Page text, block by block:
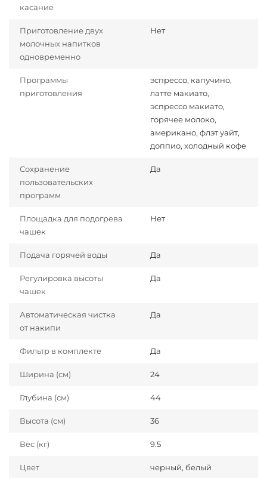
касание
Приготовление двух
молочных напитков
одновременно
Нет
Программы
приготовления
эспрессо, капучино,
латте макиато,
эспрессо макиато,
горячее молоко,
американо, флэт уайт,
доппио, холодный кофе
Сохранение
пользовательских
программ
Да
Площадка для подогрева
чашек
Нет
Подача горячей воды Да
Регулировка высоты
чашек
Да
Автоматическая чистка
от накипи
Да
Фильтр в комплекте Да
Ширина (см) 24
Глубина (см) 44
Высота (см) 36
Вес (кг) 9.5
Цвет черный, белый